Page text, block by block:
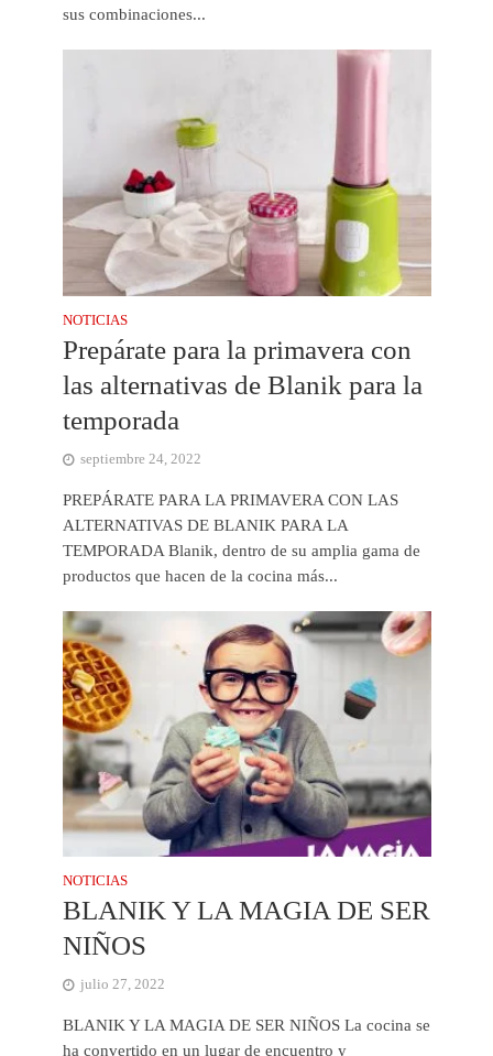
sus combinaciones...
NOTICIAS
Prepárate para la primavera con
las alternativas de Blanik para la
temporada
septiembre 24, 2022
PREPÁRATE PARA LA PRIMAVERA CON LAS
ALTERNATIVAS DE BLANIK PARA LA
TEMPORADA Blanik, dentro de su amplia gama de
productos que hacen de la cocina más...
NOTICIAS
BLANIK Y LA MAGIA DE SER
NIÑOS
julio 27, 2022
BLANIK Y LA MAGIA DE SER NIÑOS La cocina se
ha convertido en un lugar de encuentro y